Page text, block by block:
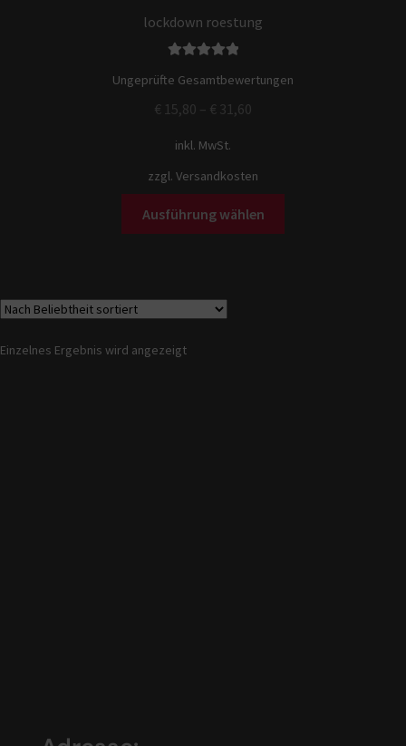
lockdown roestung
5.00von 5
Ungeprüfte Gesamtbewertungen
€ 15,80 – € 31,60
inkl. MwSt.
zzgl. Versandkosten
Ausführung wählen
Einzelnes Ergebnis wird angezeigt